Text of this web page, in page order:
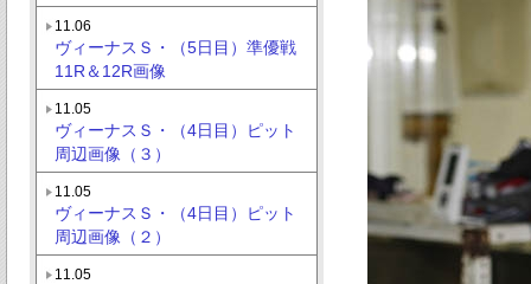
11.06
ヴィーナスＳ・（5日目）準優戦
11R＆12R画像
11.05
ヴィーナスＳ・（4日目）ピット
周辺画像（３）
11.05
ヴィーナスＳ・（4日目）ピット
周辺画像（２）
11.05